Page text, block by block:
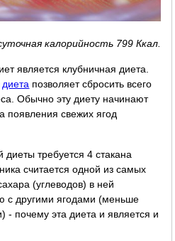
калорийность 799 Ккал.
является клубничная диета.
диета позволяет сбросить всего
Обычно эту диету начинают
появления свежих ягод
требуется 4 стакана
считается одной из самых
(углеводов) в ней
с другими ягодами (меньше
- почему эта диета и является и